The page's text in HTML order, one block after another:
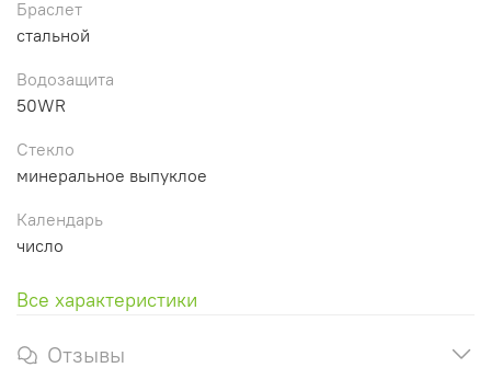
Браслет
стальной
Водозащита
50WR
Стекло
минеральное выпуклое
Календарь
число
Все характеристики
Отзывы